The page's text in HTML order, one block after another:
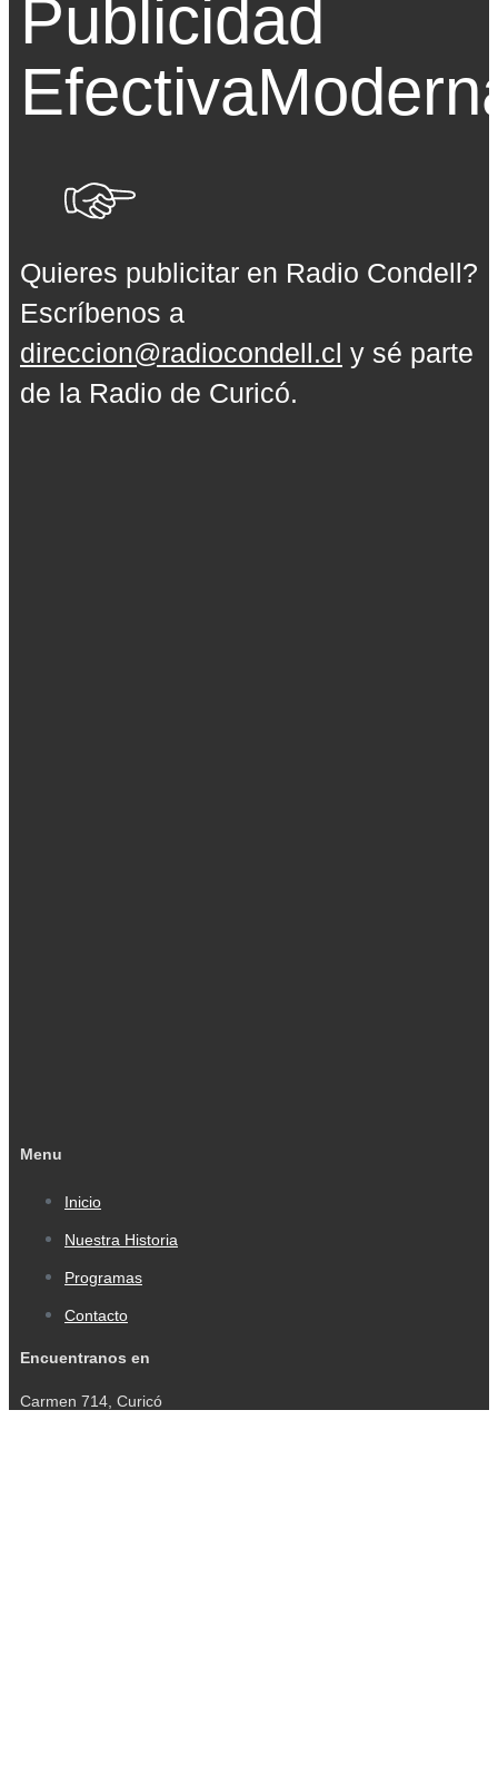
Publicidad
Efectiva
Quieres publicitar en Radio Condell?
Escríbenos a
direccion@radiocondell.cl y sé parte
de la Radio de Curicó.
Menu
Inicio
Nuestra Historia
Programas
Contacto
Encuentranos en
Carmen 714, Curicó